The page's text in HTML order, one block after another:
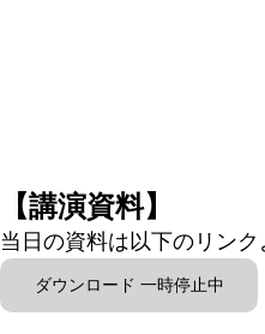
【講演資料】
当日の資料は以下のリン
ダウンロード 一時停止中